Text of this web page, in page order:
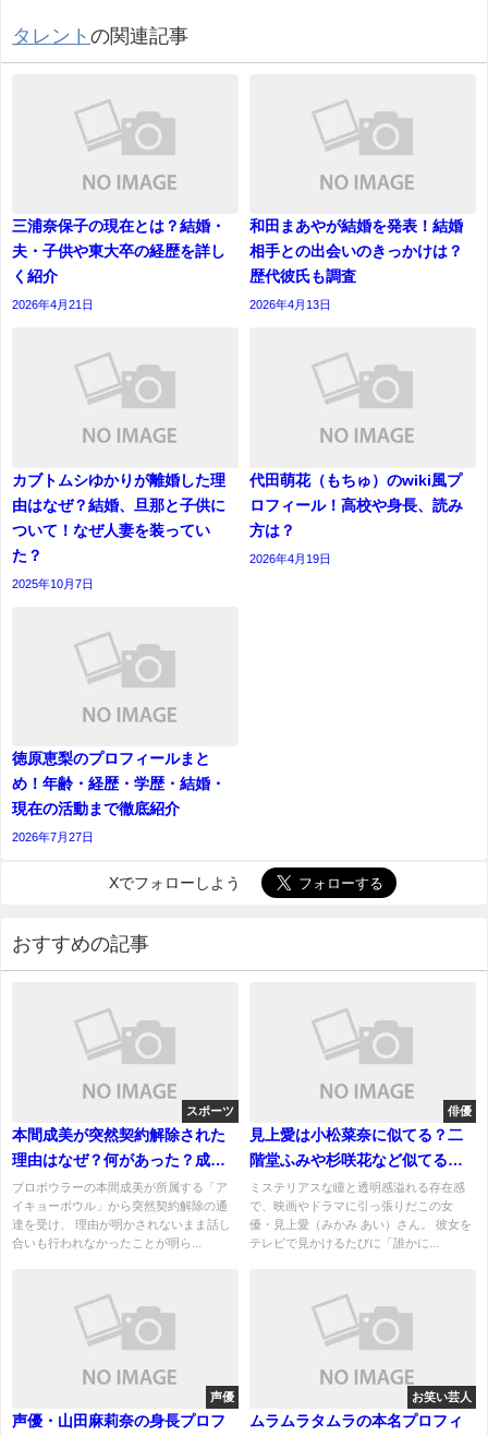
タレント の関連記事
三浦奈保子の現在とは？結婚・
夫・子供や東大卒の経歴を詳し
く紹介
2026年4月21日
和田まあやが結婚を発表！結婚
相手との出会いのきっかけは？
歴代彼氏も調査
2026年4月13日
カブトムシゆかりが離婚した理
由はなぜ？結婚、旦那と子供に
ついて！なぜ人妻を装ってい
た？
2025年10月7日
代田萌花（もちゅ）のwiki風プ
ロフィール！高校や身長、読み
方は？
2026年4月19日
徳原恵梨のプロフィールまと
め！年齢・経歴・学歴・結婚・
現在の活動まで徹底紹介
2026年7月27日
Xでフォローしよう
おすすめの記事
スポーツ
本間成美が突然契約解除された
理由はなぜ？何があった？成績
の不信が続いたから？
プロボウラーの本間成美が所属する「ア
イキョーボウル」から突然契約解除の通
達を受け、 理由が明かされないまま話し
合いも行われなかったことが明ら...
俳優
見上愛は小松菜奈に似てる？二
階堂ふみや杉咲花など似てる人
を画像比較
ミステリアスな瞳と透明感溢れる存在感
で、映画やドラマに引っ張りだこの女
優・見上愛（みかみ あい）さん。 彼女を
テレビで見かけるたびに「誰かに...
声優
声優・山田麻莉奈の身長プロフ
お笑い芸人
ムラムラタムラの本名プロフィ